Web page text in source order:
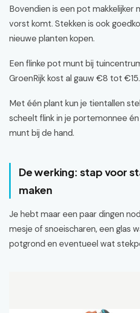
Bovendien is een pot makkelijker
vorst komt. Stekken is ook
nieuwe planten kopen.
Een flinke pot munt bij
GroenRijk kost al gauw €8 tot €15.
Met één plant kun je tientallen
scheelt flink in je portemonnee
munt bij de hand.
De werking: stap voor
maken
Je hebt maar een paar dingen
mesje of snoeischaren, een glas
potgrond en eventueel wat